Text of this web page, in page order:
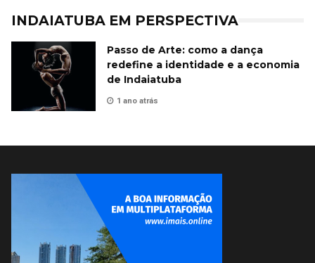
INDAIATUBA EM PERSPECTIVA
Passo de Arte: como a dança
redefine a identidade e a economia
de Indaiatuba
1 ano atrás